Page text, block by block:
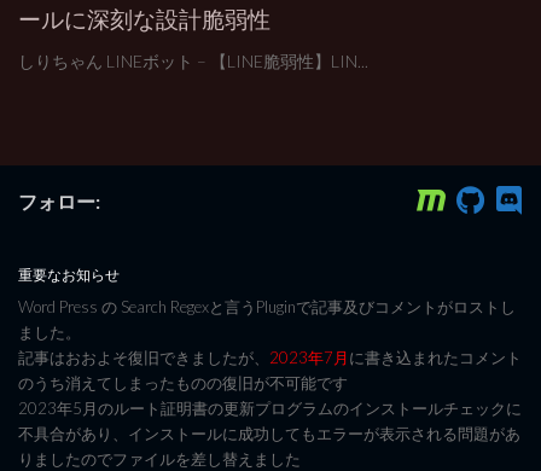
ールに深刻な設計脆弱性
しりちゃん LINEボット – 【LINE脆弱性】LIN...
フォロー:
重要なお知らせ
Word Press の Search Regexと言うPluginで記事及びコメントがロストし
ました。
記事はおおよそ復旧できましたが、 2023年7月に書き込まれたコメント
のうち消えてしまったものの復旧が不可能です
2023年5月のルート証明書の更新プログラムのインストールチェックに
不具合があり、インストールに成功してもエラーが表示される問題があ
りましたのでファイルを差し替えました